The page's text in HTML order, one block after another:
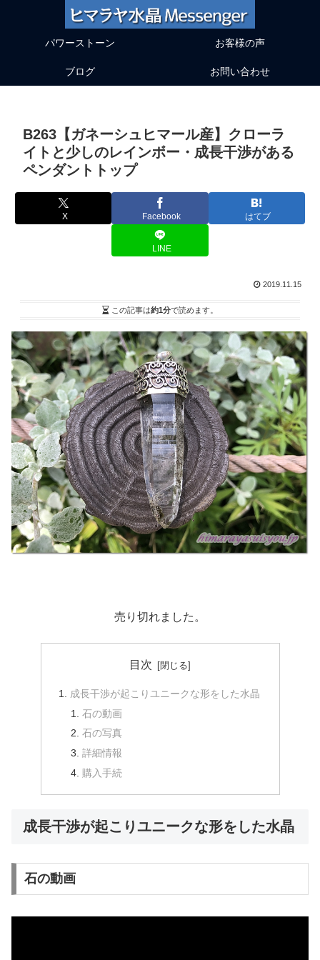
パワーストーン お客様の声
ブログ お問い合わせ
B263【ガネーシュヒマール産】クローラ
イトと少しのレインボー・成長干渉がある
ペンダントトップ
X Facebook はてブ
LINE
2019.11.15
この記事は約1分で読めます。
売り切れました。
目次
成長干渉が起こりユニークな形をした水晶
石の動画
石の写真
詳細情報
購入手続
成長干渉が起こりユニークな形をした水晶
石の動画